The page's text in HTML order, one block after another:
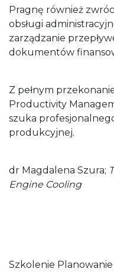
Pragnę również
obsługi
zarządzanie
dokumentów
Z pełnym
Productivity
szuka
produkcyjnej.
dr Magdalena Szura;
Engine Cooling
Szkolenie